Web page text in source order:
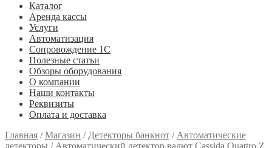
Каталог
Аренда кассы
Услуги
Автоматизация
Сопровождение 1С
Полезные статьи
Обзоры оборудования
О компании
Наши контакты
Реквизиты
Оплата и доставка
Главная /Магазин / Детекторы банкнот / Автоматические
детекторы / Автоматический детектор валют Cassida Quattro Z